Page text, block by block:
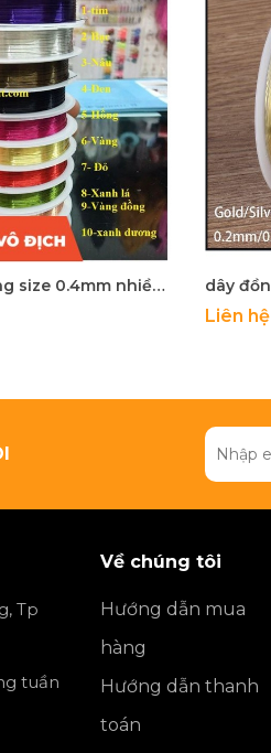
cuộn Dây đồng size 0.4mm nhiều màu làm handmade, trang sức(khoảng 9 mét)
Liên hệ
Tp
tuần
Về chúng tôi
Hướng dẫn mua
hàng
Hướng dẫn thanh
toán